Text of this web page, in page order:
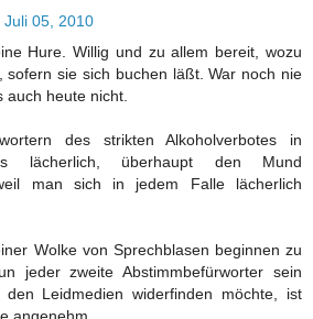
Juli 05, 2010
Hure. Willig und zu allem bereit, wozu
sofern sie sich buchen läßt. War noch nie
auch heute nicht.
des strikten Alkoholverbotes in
lächerlich, überhaupt den Mund
man sich in jedem Falle lächerlich
Wolke von Sprechblasen beginnen zu
jeder zweite Abstimmbefürworter sein
Leidmedien widerfinden möchte, ist
angenehm.